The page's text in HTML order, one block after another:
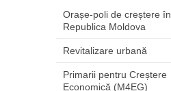
Orașe-poli de creștere în
Republica Moldova
Revitalizare urbană
Primarii pentru Creștere
Economică (M4EG)